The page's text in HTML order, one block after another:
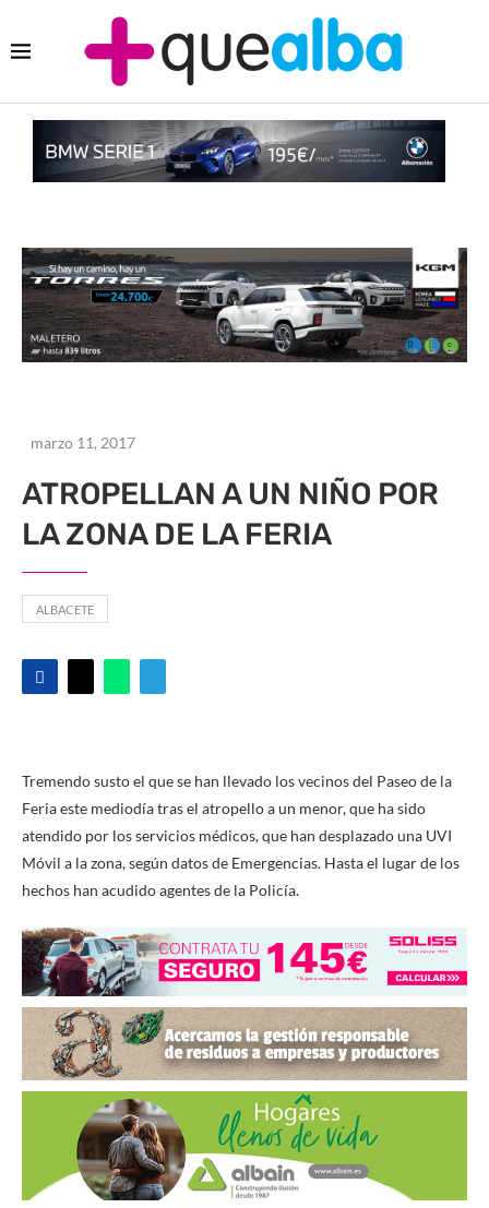
marzo 11, 2017
ATROPELLAN A UN NIÑO POR
LA ZONA DE LA FERIA
ALBACETE
Tremendo susto el que se han llevado los vecinos del Paseo de la
Feria este mediodía tras el atropello a un menor, que ha sido
atendido por los servicios médicos, que han desplazado una UVI
Móvil a la zona, según datos de Emergencias. Hasta el lugar de los
hechos han acudido agentes de la Policía.